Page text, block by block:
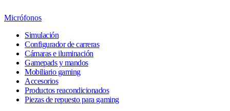
Micrófonos
Simulación
Configurador de carreras
Cámaras e iluminación
Gamepads y mandos
Mobiliario gaming
Accesorios
Productos reacondicionados
Piezas de repuesto para gaming